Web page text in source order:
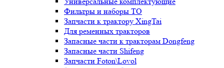
Фильтры и наборы ТО
Запчасти к трактору XingTai
Для ременных тракторов
Запасные части к тракторам Dongfeng
Запасные части Shifeng
Запчасти Foton\Lovol